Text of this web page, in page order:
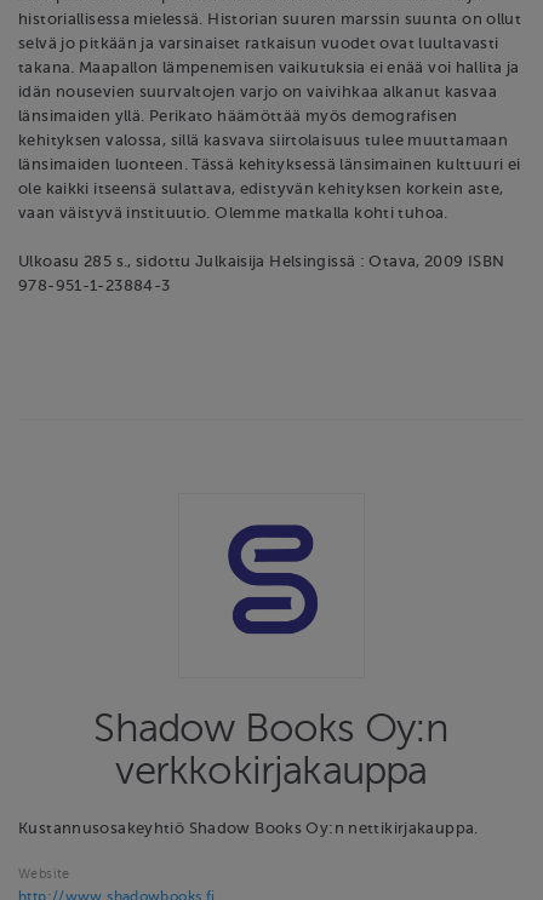
historiallisessa mielessä. Historian suuren marssin suunta on ollut
selvä jo pitkään ja varsinaiset ratkaisun vuodet ovat luultavasti
takana. Maapallon lämpenemisen vaikutuksia ei enää voi hallita ja
idän nousevien suurvaltojen varjo on vaivihkaa alkanut kasvaa
länsimaiden yllä. Perikato häämöttää myös demografisen
kehityksen valossa, sillä kasvava siirtolaisuus tulee muuttamaan
länsimaiden luonteen. Tässä kehityksessä länsimainen kulttuuri ei
ole kaikki itseensä sulattava, edistyvän kehityksen korkein aste,
vaan väistyvä instituutio. Olemme matkalla kohti tuhoa.
Ulkoasu 285 s., sidottu Julkaisija Helsingissä : Otava, 2009 ISBN
978-951-1-23884-3
Shadow Books Oy:n
verkkokirjakauppa
Kustannusosakeyhtiö Shadow Books Oy:n nettikirjakauppa.
Website